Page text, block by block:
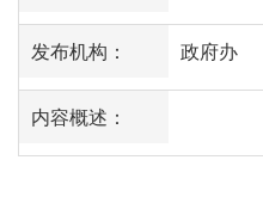
发布机构： 政府办
内容概述：